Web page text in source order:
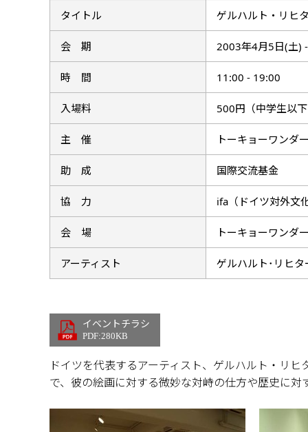
タイトル ゲルハルト・リヒ
会 期 2003年4月5日(
時 間 11:00 - 19:00
入場料 500円（中学生以
主 催 トーキョーワンダ
助 成 国際交流基金
協 力 ifa（ドイツ対外文
会 場 トーキョーワンダ
アーティスト ゲルハルト･リヒタ
イベントチラシ
PDF:280KB
ドイツを代表するアーティスト、ゲルハルト・リ
で、彼の絵画に対する微妙な対峙の仕方や歴史に